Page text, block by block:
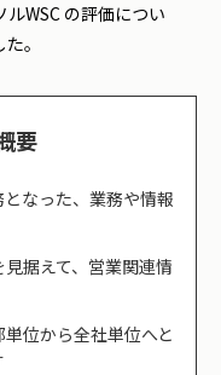
WSC の評価につい
。
要
なった、業務や情報
据えて、営業関連情
位から全社単位へと